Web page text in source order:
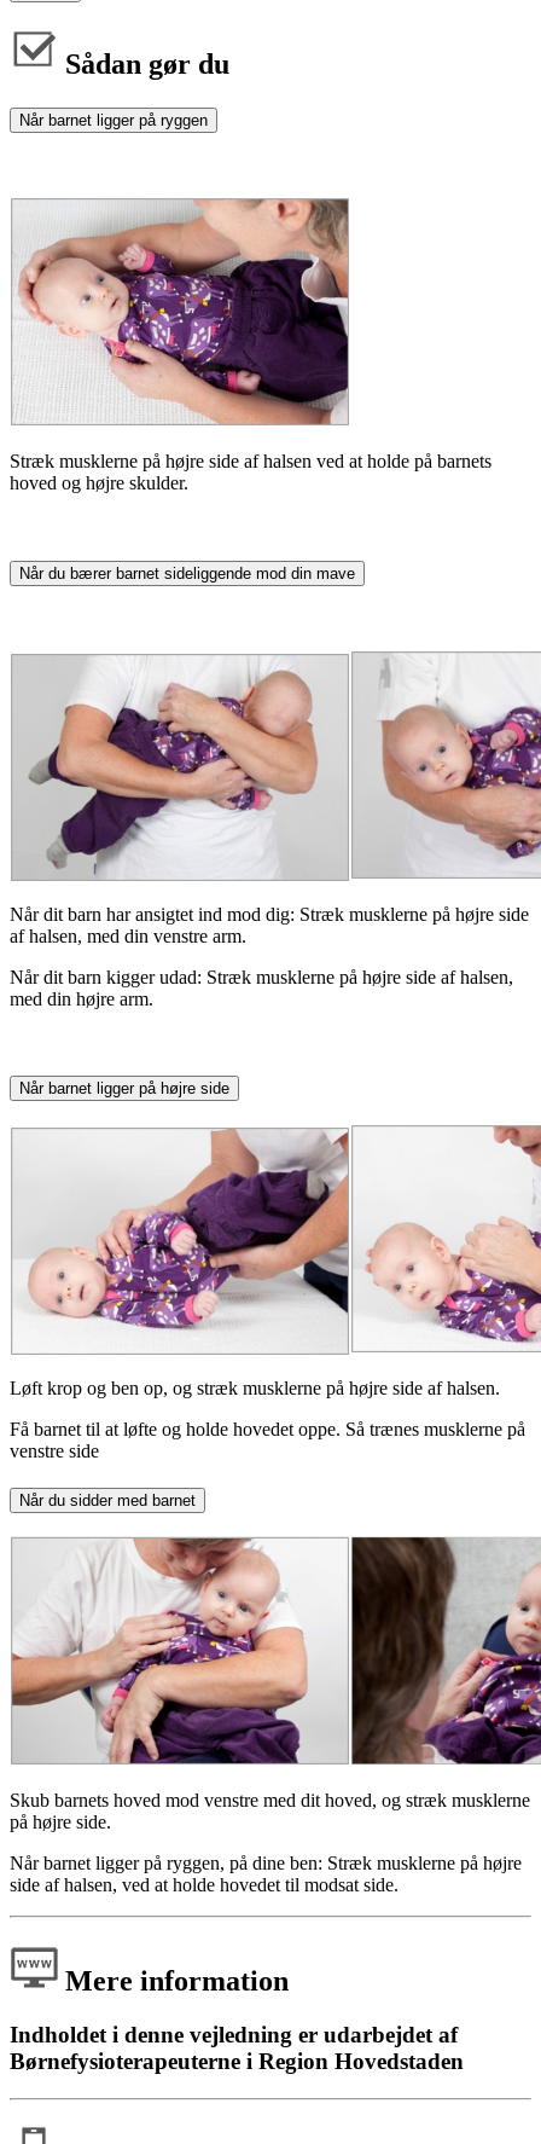
Sådan gør du
Når barnet ligger på ryggen
Stræk musklerne på højre side af halsen ved at holde på barnets
hoved og højre skulder.
Når du bærer barnet sideliggende mod din mave
Når dit barn har ansigtet ind mod dig: Stræk musklerne på højre side
af halsen, med din venstre arm.
Når dit barn kigger udad: Stræk musklerne på højre side af halsen,
med din højre arm.
Når barnet ligger på højre side
Løft krop og ben op, og stræk musklerne på højre side af halsen.
Få barnet til at løfte og holde hovedet oppe. Så trænes musklerne på
venstre side
Når du sidder med barnet
Skub barnets hoved mod venstre med dit hoved, og stræk musklerne
på højre side.
Når barnet ligger på ryggen, på dine ben: Stræk musklerne på højre
side af halsen, ved at holde hovedet til modsat side.
Mere information
Indholdet i denne vejledning er udarbejdet af
Børnefysioterapeuterne i Region Hovedstaden